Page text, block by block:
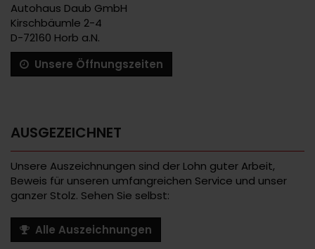
Autohaus Daub GmbH
Kirschbäumle 2-4
D-72160 Horb a.N.
Unsere Öffnungszeiten
AUSGEZEICHNET
Unsere Auszeichnungen sind der Lohn guter Arbeit,
Beweis für unseren umfangreichen Service und unser
ganzer Stolz. Sehen Sie selbst:
Alle Auszeichnungen